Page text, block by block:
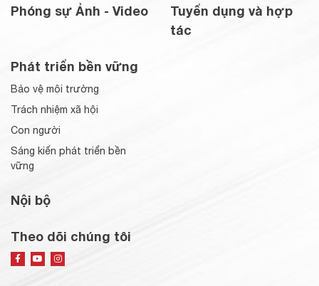
Phóng sự Ảnh - Video
Tuyển dụng và hợp
tác
Phát triển bền vững
Bảo vệ môi trường
Trách nhiệm xã hội
Con người
Sáng kiến phát triển bền
vững
Nội bộ
Theo dõi chúng tôi